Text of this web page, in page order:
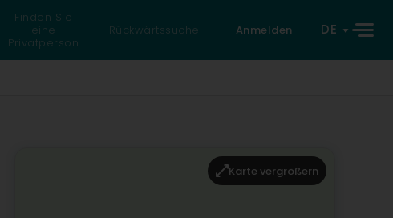
Finden Sie
eine
Privatperson
Rückwärtssuche Anmelden DE
Karte vergrößern